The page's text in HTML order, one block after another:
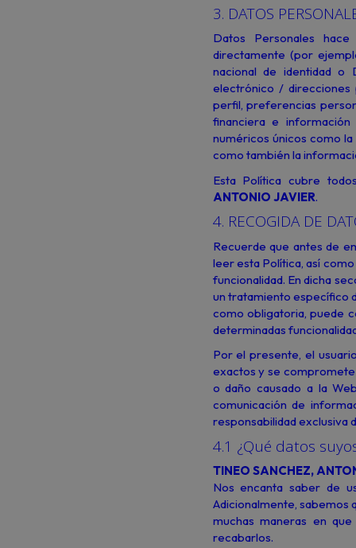
3. DATOS
Datos Personales
directamente (por
nacional de identidad o
electrónico / direcciones
perfil, preferencias
financiera e
numéricos únicos como
como también la
Esta Política cubre
ANTONIO JAVIER.
4. RECOGIDA DE
Recuerde que antes de
leer esta Política, así
funcionalidad. En dicha
un tratamiento específico
como obligatoria, puede
determinadas
Por el presente, el
exactos y se
o daño causado a la
comunicación de
responsabilidad exclusiva
4.1 ¿Qué datos
TINEO SANCHEZ,
Nos encanta saber de
Adicionalmente, sabemos
muchas maneras en
recabarlos.